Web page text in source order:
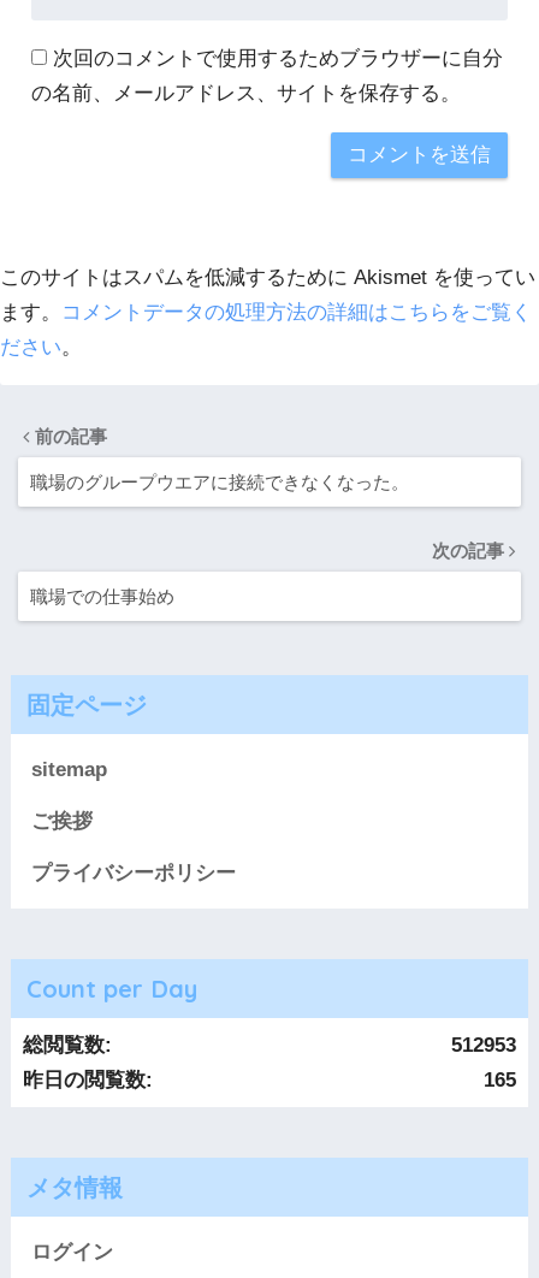
次回のコメントで使用するためブラウザーに自分
の名前、メールアドレス、サイトを保存する。
このサイトはスパムを低減するために Akismet を使ってい
ます。
コメントデータの処理方法の詳細はこちらをご覧く
ださい。
前の記事
職場のグループウエアに接続できなくなった。
次の記事
職場での仕事始め
固定ページ
sitemap
ご挨拶
プライバシーポリシー
Count per Day
512953
総閲覧数:
165
昨日の閲覧数:
メタ情報
ログイン